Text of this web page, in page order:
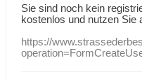
Sie sind noch kein
kostenlos und nutzen Sie
https://